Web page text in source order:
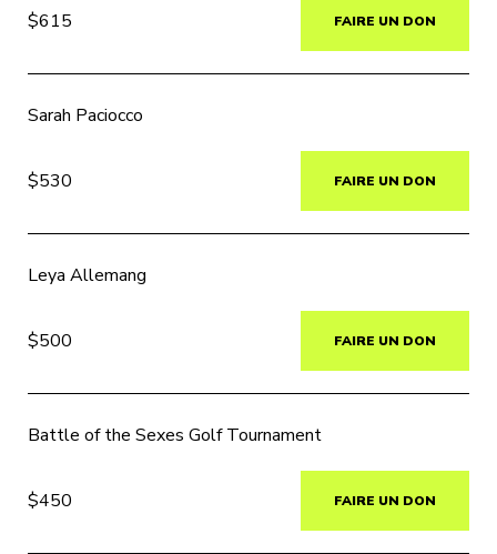
$615 FAIRE UN DON
Sarah Paciocco
$530 FAIRE UN DON
Leya Allemang
$500 FAIRE UN DON
Battle of the Sexes Golf Tournament
$450 FAIRE UN DON